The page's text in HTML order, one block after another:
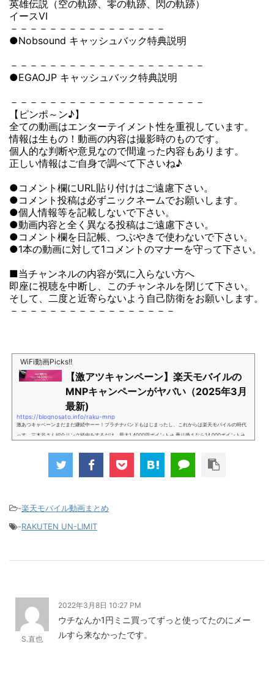
英雄伝説（空の軌跡、零の軌跡、閃の軌跡）
イースVI
－－－－－－－－－－－－－－－－
●Nobsound キャッシュバック特典説明
－－－－－－－－－－－－－－－－－－－－
●EGAOJP キャッシュバック特典説明
－－－－－－－－－－－－－－－－－－－－
【ピンポ～ン♪】
全ての動画はエンターテイメント性を重視しています。
情報は生もの！動画の内容は撮影時のものです。
個人的な判断や意見なので間違った内容もあります。
正しい情報はご自身で調べて下さいね♪
●コメント欄にURL貼り付けはご遠慮下さい。
●コメント投稿は必ずニックネームでお願いします。
●個人情報等を記載しないで下さい。
●動画内容と全く異なる投稿はご遠慮下さい。
●コメント欄を日記帳、つぶやきで使わないで下さい。
●1本の動画に対して1コメントのマナーを守って下さい。
■当チャンネルの内容が気に入らない方へ
即座に視聴を中断し、このチャンネルを閉じて下さい。
そして、二度と近寄らないよう自己防衛をお願いします。
－－－－－－－－－－－－－－－－－
WiFi動画Picks!!
【激アツキャンペーン】楽天モバイルの
MNPキャンペーンがヤバい（2025年3月
最新)
https://blognosato.info/raku-mnp
激あつキャペーンまだまだ継続中ーー！プラチナバンドもはじまったし、これからは楽天モバイルの時代
っす。三木谷さん紹介リンク経由をするだけ。最大1,4000円ポイント→ 乗り換えなら14,000ポイント→
け」とも思えるポイントばら撒きキャンペーンを発動してきました。■キャンペーン概要三木谷社長の特
別招待ページから楽天モバイ...
-楽天モバイル動画まとめ
-RAKUTEN UN-LIMIT
S.直也
2022年3月8日 10:27 PM
ウチなんか1円ミニ買ってずっと使ってたのにメー
ルすら来なかったです。